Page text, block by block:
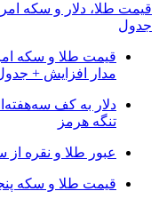
جدول
مدار افزایش +
دلار به کف
تنگه هرمز
عبور طلا و نقره
قیمت طلا و سکه پنجشنبه